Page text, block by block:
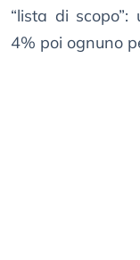
“lista di
4% poi ognuno